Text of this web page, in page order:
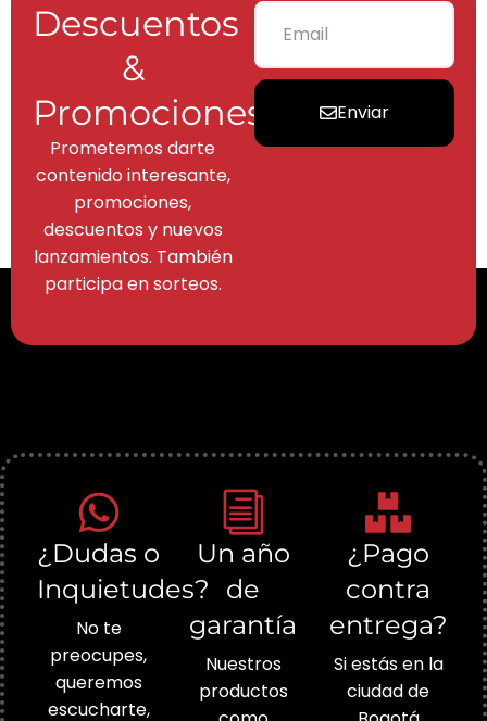
Descuentos
&
Promociones
Prometemos darte
contenido interesante,
promociones,
descuentos y nuevos
lanzamientos. También
participa en sorteos.
Enviar
¿Dudas o
Inquietudes?
No te
preocupes,
queremos
escucharte,
Un año
de
garantía
Nuestros
productos
¿Pago
contra
entrega?
Si estás en la
ciudad de